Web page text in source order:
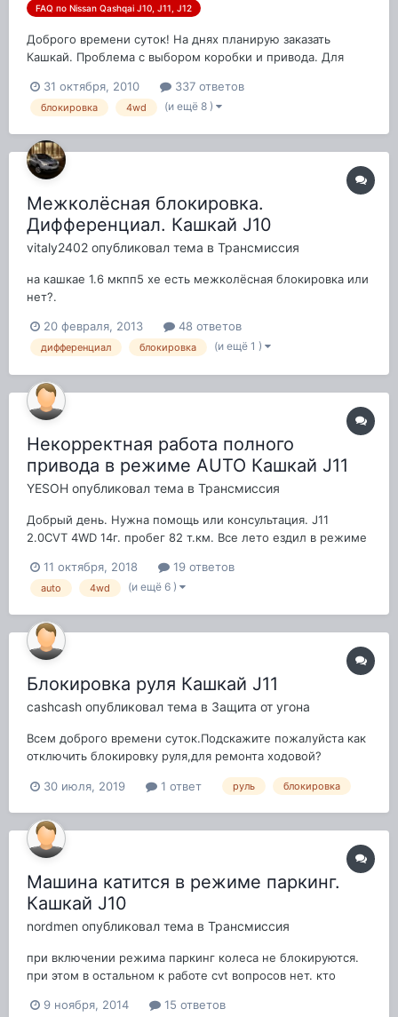
FAQ по Nissan Qashqai J10, J11, J12
Доброго времени суток! На днях планирую заказать
Кашкай. Проблема с выбором коробки и привода. Для
Сейчас являюсь обладателем KIA Clarus 2. Машина
устраивает почти всем кроме: 1. Возраст. уже 9 лет и
31 октября, 2010 337 ответов
блокировка 4wd (и ещё 8 )
Межколёсная блокировка.
Дифференциал. Кашкай J10
vitaly2402 опубликовал тема в Трансмиссия
на кашкае 1.6 мкпп5 хе есть межколёсная блокировка или
нет?.
20 февраля, 2013 48 ответов
дифференциал блокировка (и ещё 1 )
Некорректная работа полного
привода в режиме AUTO Кашкай J11
YESOH опубликовал тема в Трансмиссия
Добрый день. Нужна помощь или консультация. J11
2.0CVT 4WD 14г. пробег 82 т.км. Все лето ездил в режиме
режим AUTO. Включил, еду, вдруг появляется сообщение
"перегрев 4WD. Остановитесь". Неожиданно.
11 октября, 2018 19 ответов
auto 4wd (и ещё 6 )
Блокировка руля Кашкай J11
cashcash опубликовал тема в Защита от угона
Всем доброго времени суток.Подскажите пожалуйста как
отключить блокировку руля,для ремонта ходовой?
30 июля, 2019
1 ответ руль блокировка
Машина катится в режиме паркинг.
Кашкай J10
nordmen опубликовал тема в Трансмиссия
при включении режима паркинг колеса не блокируются.
при этом в остальном к работе cvt вопросов нет. кто
9 ноября, 2014
15 ответов